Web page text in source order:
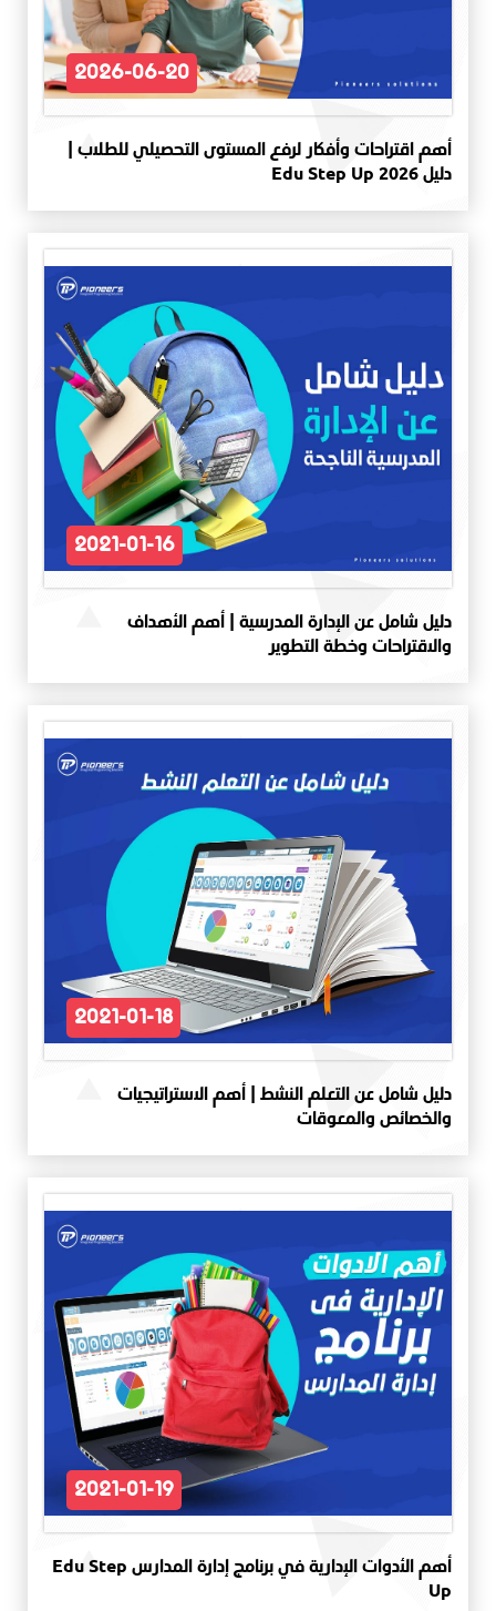
2026-06-20
أهم اقتراحات وأفكار لرفع المستوى التحصيلي للطلاب |
دليل Edu Step Up 2026
2021-01-16
دليل شامل عن الإدارة المدرسية | أهم الأهداف
والاقتراحات وخطة التطوير
2021-01-18
دليل شامل عن التعلم النشط | أهم الاستراتيجيات
والخصائص والمعوقات
2021-01-19
أهم الأدوات الإدارية في برنامج إدارة المدارس Edu Step
Up